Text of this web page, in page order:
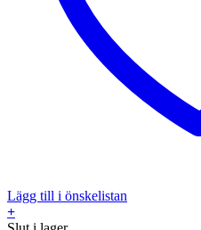
Lägg till i önskelistan
+